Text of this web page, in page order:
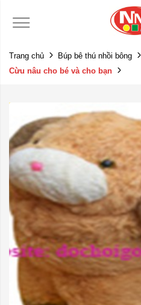
Trang chủ
Búp bê thú nhồi bông
Cừu nâu cho bé và cho bạn